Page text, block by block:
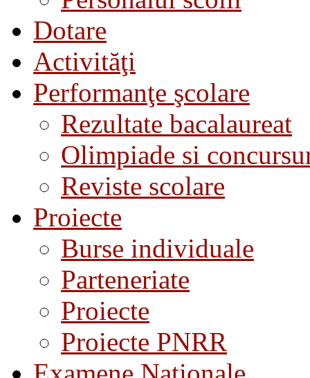
Dotare
Activităţi
Performanţe şcolare
Rezultate bacalaureat
Olimpiade si
Reviste scolare
Proiecte
Burse individuale
Parteneriate
Proiecte
Proiecte PNRR